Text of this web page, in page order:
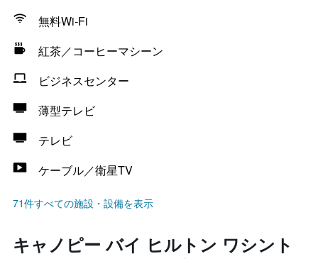
無料Wi-Fi
紅茶／コーヒーマシーン
ビジネスセンター
薄型テレビ
テレビ
ケーブル／衛星TV
71件すべての施設・設備を表示
キャノピー バイ ヒルトン ワシント